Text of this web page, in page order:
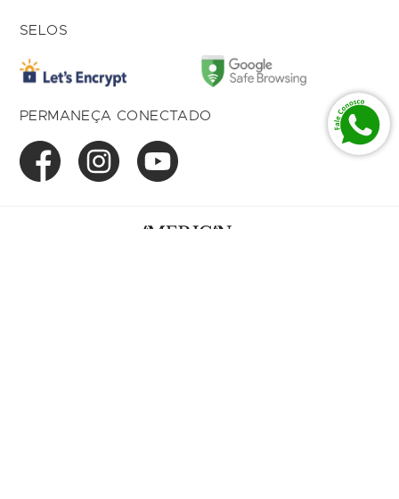
SELOS
PERMANEÇA CONECTADO